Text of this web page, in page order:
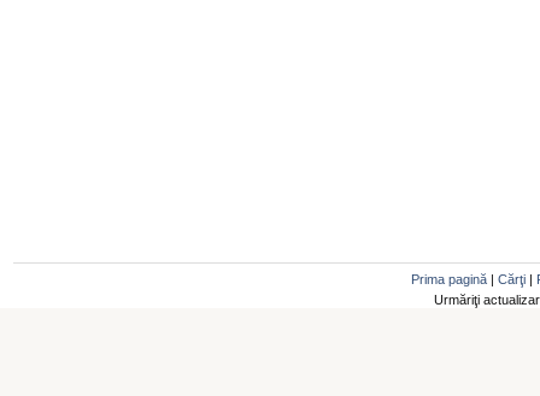
Prima pagină| Cărţi|
Urmăriţi